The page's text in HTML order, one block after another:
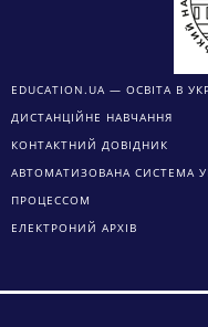
EDUCATION.UA — ОСВІТА В
ДИСТАНЦІЙНЕ НАВЧАННЯ
КОНТАКТНИЙ ДОВІДНИК
АВТОМАТИЗОВАНА СИСТЕМА
ПРОЦЕССОМ
ЕЛЕКТРОНИЙ АРХІВ